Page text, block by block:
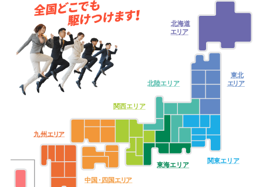
東北
エリア
関東エリア
東海エリア
北陸エリア
関西エリア
中 国・四国 エリア
九州 エリア
北海道
エリア